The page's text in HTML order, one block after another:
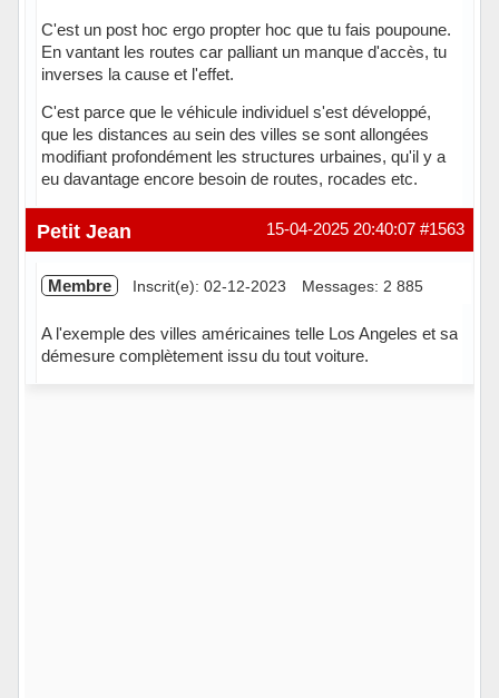
C'est un post hoc ergo propter hoc que tu fais poupoune.
En vantant les routes car palliant un manque d'accès, tu
inverses la cause et l'effet.
C'est parce que le véhicule individuel s'est développé,
que les distances au sein des villes se sont allongées
modifiant profondément les structures urbaines, qu'il y a
eu davantage encore besoin de routes, rocades etc.
Hors ligne #1563
15-04-2025 20:40:07
Petit Jean
Membre Inscrit(e): 02-12-2023 Messages: 2 885
A l'exemple des villes américaines telle Los Angeles et sa
démesure complètement issu du tout voiture.